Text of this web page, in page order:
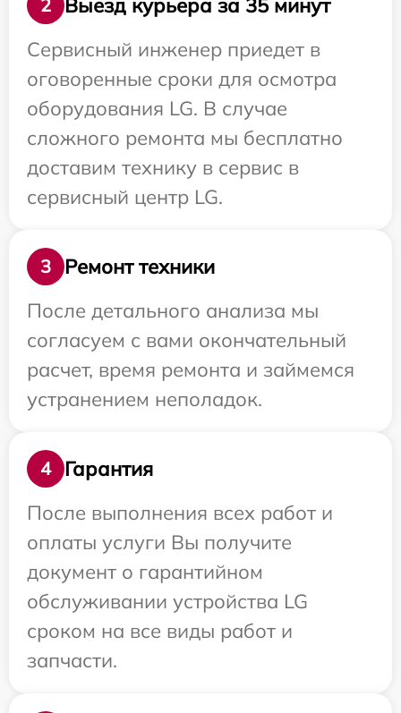
2
Сервисный инженер приедет в
оговоренные сроки для осмотра
оборудования LG. В случае
сложного ремонта мы бесплатно
доставим технику в сервис в
сервисный центр LG.
3
Ремонт техники
После детального анализа мы
согласуем с вами окончательный
расчет, время ремонта и займемся
устранением неполадок.
4
Гарантия
После выполнения всех работ и
оплаты услуги Вы получите
документ о гарантийном
обслуживании устройства LG
сроком на все виды работ и
запчасти.